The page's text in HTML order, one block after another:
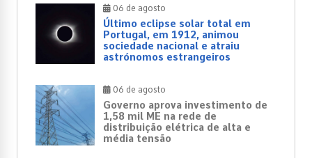
06 de agosto
Último eclipse solar total em
Portugal, em 1912, animou
sociedade nacional e atraiu
astrónomos estrangeiros
06 de agosto
Governo aprova investimento de
1,58 mil ME na rede de
distribuição elétrica de alta e
média tensão